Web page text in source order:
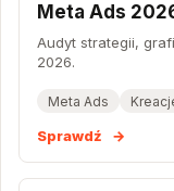
Meta Ads
Audyt strategii,
2026.
Meta Ads
Sprawdź →